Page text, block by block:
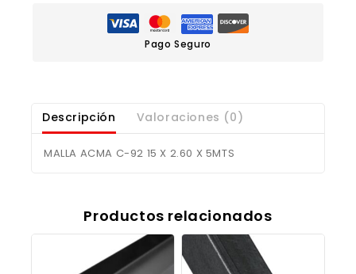
Pago Seguro
Descripción Valoraciones (0)
MALLA ACMA C-92 15 X 2.60 X 5MTS
Productos relacionados